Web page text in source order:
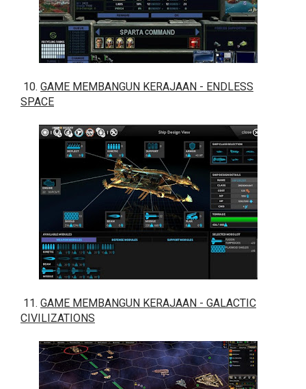
10. GAME MEMBANGUN KERAJAAN - ENDLESS
SPACE
11. GAME MEMBANGUN KERAJAAN - GALACTIC
CIVILIZATIONS